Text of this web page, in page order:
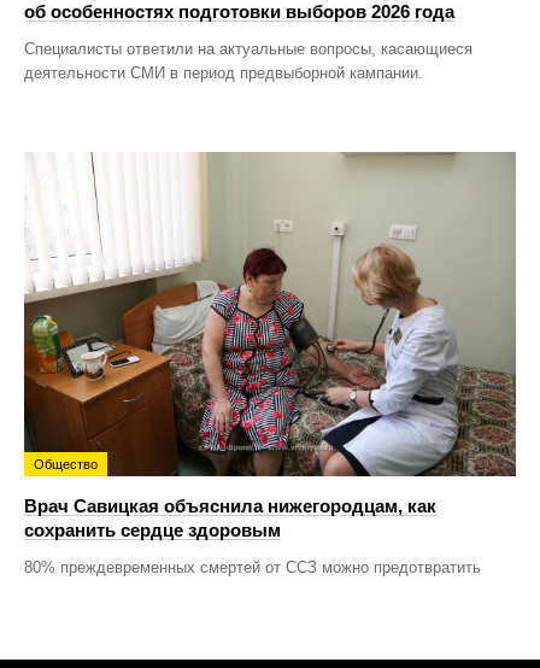
об особенностях подготовки выборов 2026 года
Специалисты ответили на актуальные вопросы, касающиеся
деятельности СМИ в период предвыборной кампании.
Общество
Врач Савицкая объяснила нижегородцам, как
сохранить сердце здоровым
80% преждевременных смертей от ССЗ можно предотвратить